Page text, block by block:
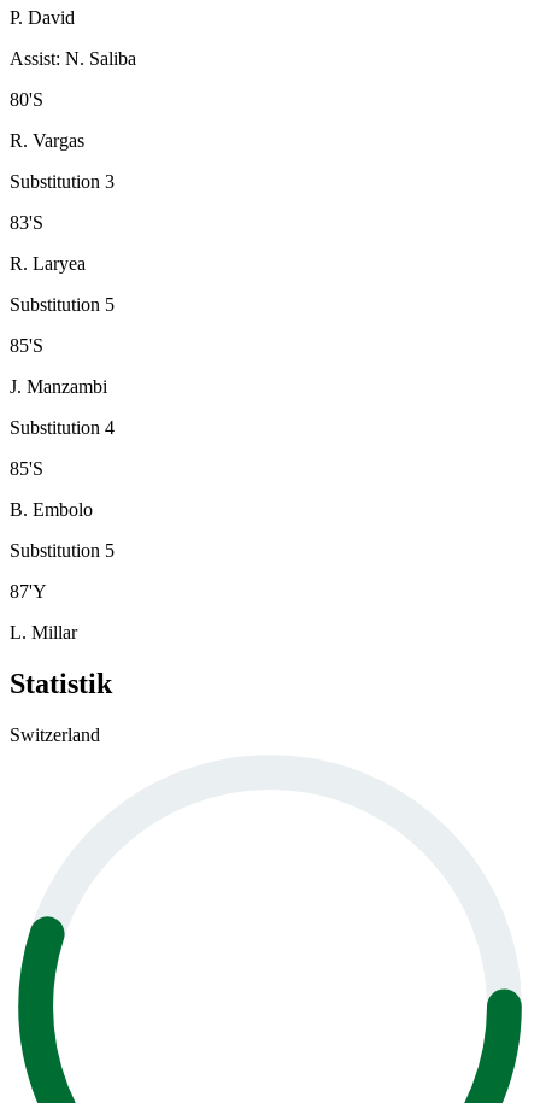
P. David
Assist: N. Saliba
80'S
R. Vargas
Substitution 3
83'S
R. Laryea
Substitution 5
85'S
J. Manzambi
Substitution 4
85'S
B. Embolo
Substitution 5
87'Y
L. Millar
Statistik
Switzerland